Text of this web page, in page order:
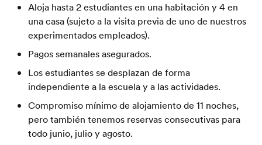
Aloja hasta 2 estudiantes en una habitación y 4 en
una casa (sujeto a la visita previa de uno de nuestros
experimentados empleados).
Pagos semanales asegurados.
Los estudiantes se desplazan de forma
independiente a la escuela y a las actividades.
Compromiso mínimo de alojamiento de 11 noches,
pero también tenemos reservas consecutivas para
todo junio, julio y agosto.